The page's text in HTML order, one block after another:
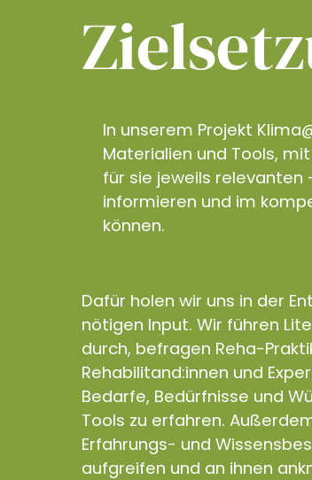
In unserem Projekt
Materialien und Tools,
für sie jeweils relevanten
informieren und im
können.
Dafür holen wir uns in der
nötigen Input. Wir führen
durch, befragen Reha-
Rehabilitand:innen und
Bedarfe, Bedürfnisse und
Tools zu erfahren.
Erfahrungs- und
aufgreifen und an ihnen